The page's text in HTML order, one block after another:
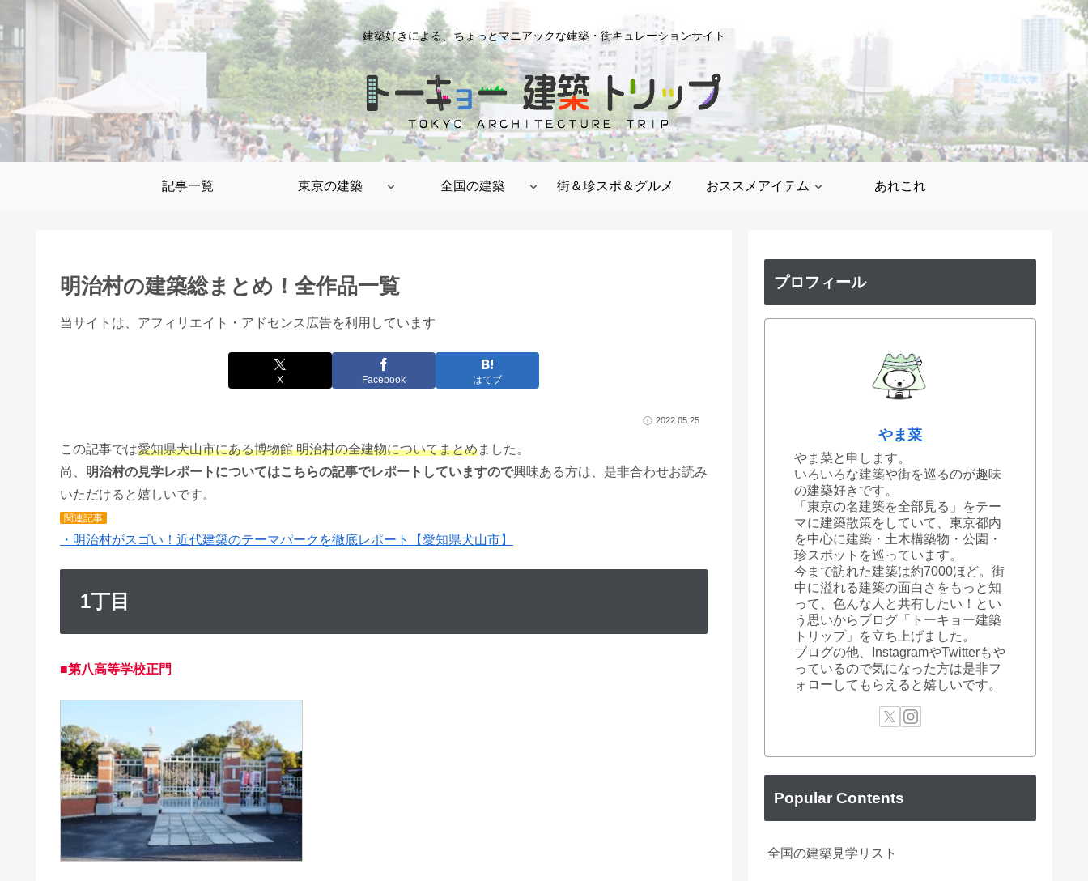
建築好きによる、ちょっとマニアックな建築・街キュレーションサイト
記事一覧 東京の建築 全国の建築 街＆珍スポ＆グルメ おススメアイテム あれこれ
明治村の建築総まとめ！全作品一覧
当サイトは、アフィリエイト・アドセンス広告を利用しています
X Facebook はてブ
2022.05.25
この記事では愛知県犬山市にある博物館 明治村の全建物についてまとめました。
尚、 明治村の見学レポートについてはこちらの記事でレポートしていますので興味ある方は、是非合わせお読み
いただけると嬉しいです。
関連記事
・明治村がスゴい！近代建築のテーマパークを徹底レポート【愛知県犬山市】
1丁目
■第八高等学校正門
プロフィール
やま菜
やま菜と申します。
いろいろな建築や街を巡るのが趣味
の建築好きです。
「東京の名建築を全部見る」をテー
マに建築散策をしていて、東京都内
を中心に建築・土木構築物・公園・
珍スポットを巡っています。
今まで訪れた建築は約7000ほど。街
中に溢れる建築の面白さをもっと知
って、色んな人と共有したい！とい
う思いからブログ「トーキョー建築
トリップ」を立ち上げました。
ブログの他、InstagramやTwitterもや
っているので気になった方は是非フ
ォローしてもらえると嬉しいです。
Popular Contents
全国の建築見学リスト